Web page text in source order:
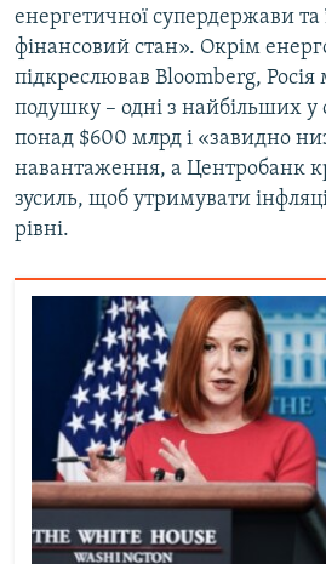
енергетичної супердержави та
фінансовий стан». Окрім
підкреслював Bloomberg, Росія
подушку – одні з найбільших у
понад $600 млрд і «завидно
навантаження, а Центробанк
зусиль, щоб утримувати
рівні.